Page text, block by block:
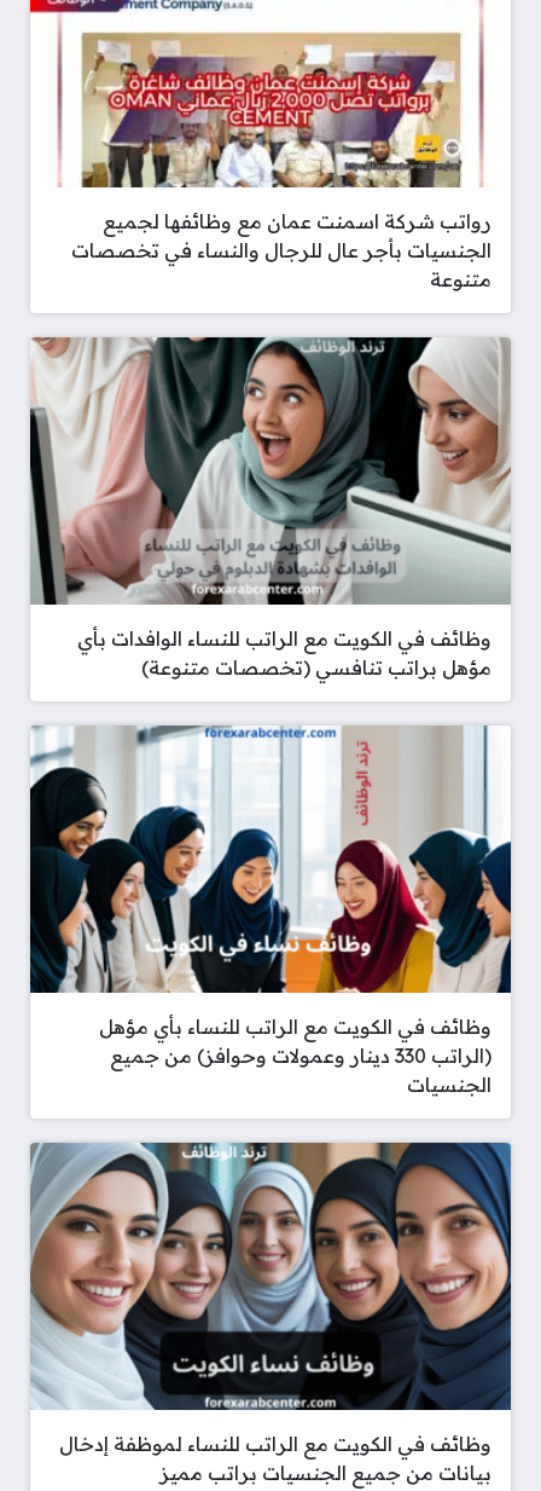
رواتب شركة اسمنت عمان مع وظائفها لجميع
الجنسيات بأجر عال للرجال والنساء في تخصصات
متنوعة
وظائف في الكويت مع الراتب للنساء الوافدات بأي
مؤهل براتب تنافسي (تخصصات متنوعة)
وظائف في الكويت مع الراتب للنساء بأي مؤهل
(الراتب 330 دينار وعمولات وحوافز) من جميع
الجنسيات
وظائف في الكويت مع الراتب للنساء لموظفة إدخال
بيانات من جميع الجنسيات براتب مميز